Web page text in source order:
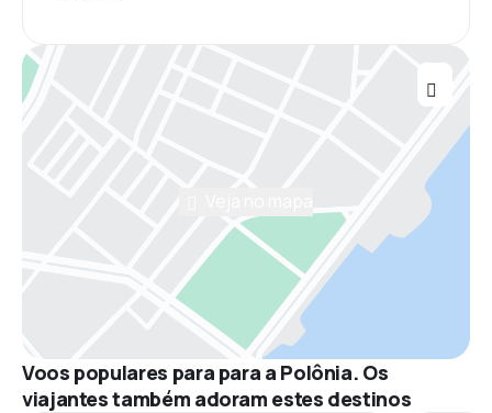
Voos populares para para a Polônia. Os
viajantes também adoram estes destinos